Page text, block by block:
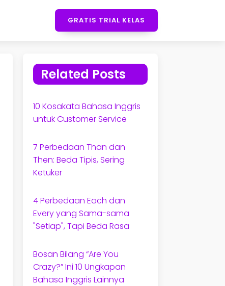
GRATIS TRIAL KELAS
Related Posts
10 Kosakata Bahasa Inggris
untuk Customer Service
7 Perbedaan Than dan
Then: Beda Tipis, Sering
Ketuker
4 Perbedaan Each dan
Every yang Sama-sama
"Setiap", Tapi Beda Rasa
Bosan Bilang “Are You
Crazy?” Ini 10 Ungkapan
Bahasa Inggris Lainnya